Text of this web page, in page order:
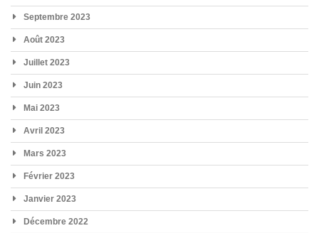
Septembre 2023
Août 2023
Juillet 2023
Juin 2023
Mai 2023
Avril 2023
Mars 2023
Février 2023
Janvier 2023
Décembre 2022